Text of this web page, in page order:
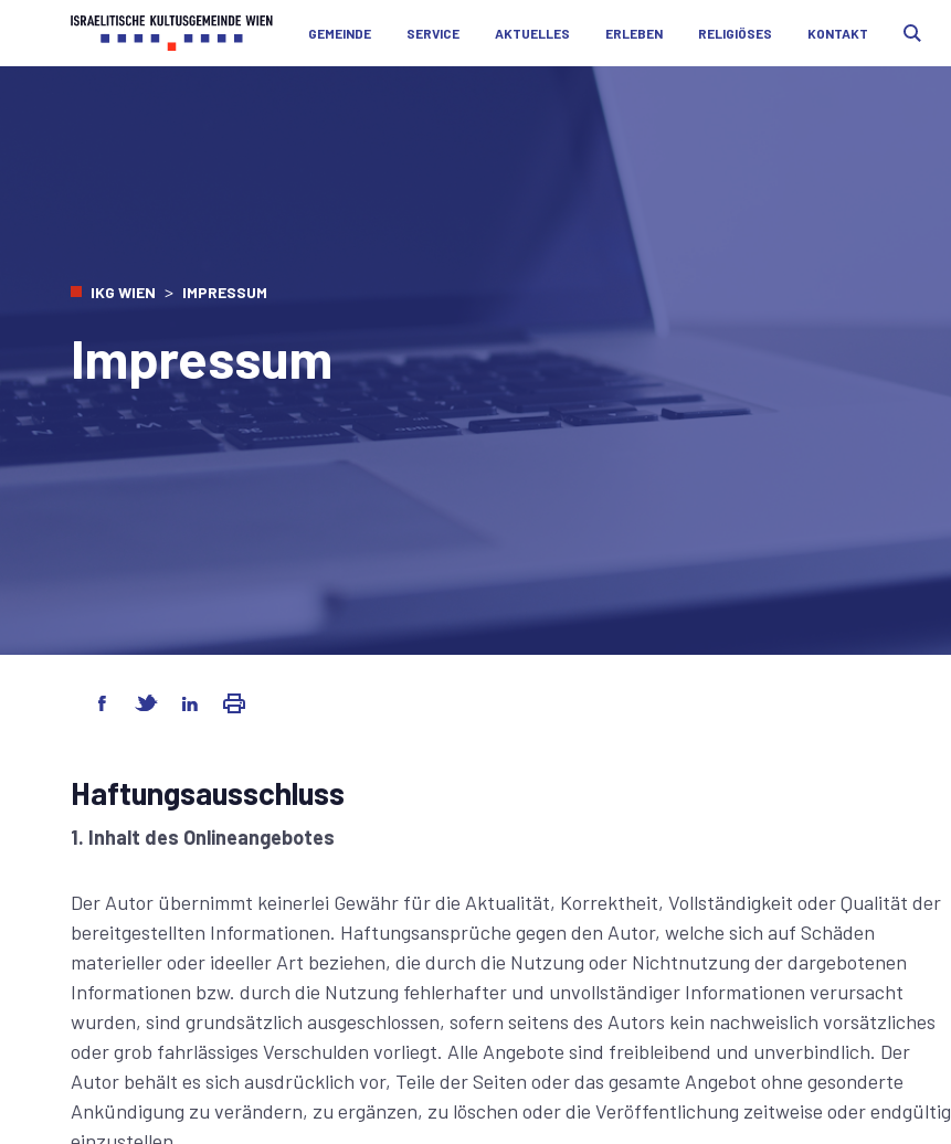
GEMEINDE SERVICE AKTUELLES ERLEBEN RELIGIÖSES KONTAKT
IKG WIEN > IMPRESSUM
Impressum
Haftungsausschluss
1. Inhalt des Onlineangebotes
Der Autor übernimmt keinerlei Gewähr für die Aktualität, Korrektheit, Vollständigkeit oder Qualität der
bereitgestellten Informationen. Haftungsansprüche gegen den Autor, welche sich auf Schäden
materieller oder ideeller Art beziehen, die durch die Nutzung oder Nichtnutzung der dargebotenen
Informationen bzw. durch die Nutzung fehlerhafter und unvollständiger Informationen verursacht
wurden, sind grundsätzlich ausgeschlossen, sofern seitens des Autors kein nachweislich vorsätzliches
oder grob fahrlässiges Verschulden vorliegt. Alle Angebote sind freibleibend und unverbindlich. Der
Autor behält es sich ausdrücklich vor, Teile der Seiten oder das gesamte Angebot ohne gesonderte
Ankündigung zu verändern, zu ergänzen, zu löschen oder die Veröffentlichung zeitweise oder endgültig